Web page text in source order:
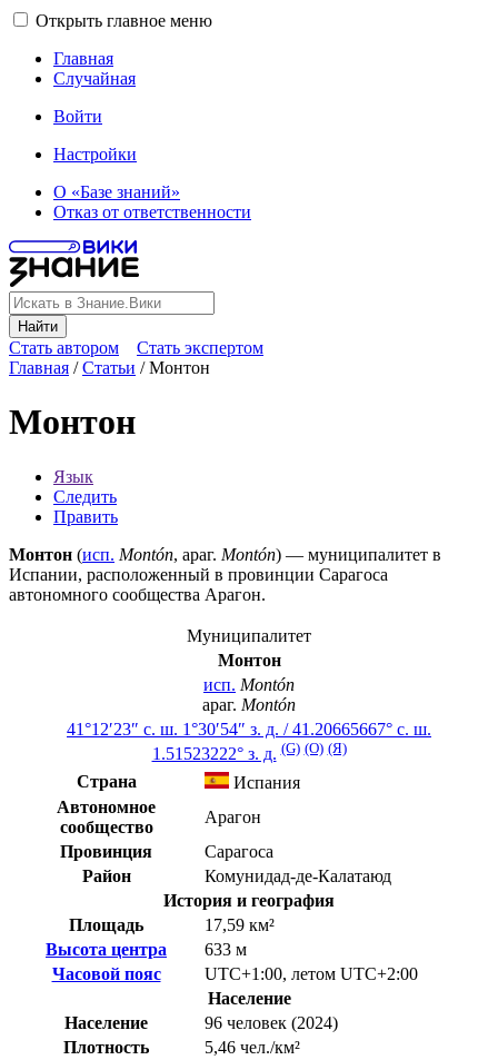
Открыть главное меню
Главная
Случайная
Войти
Настройки
О «Базе знаний»
Отказ от ответственности
Найти
Стать автором
Стать экспертом
Главная /Статьи /Монтон
Монтон
Язык
Следить
Править
Монтон (исп. Montón, араг. Montón) — муниципалитет в
Испании, расположенный в провинции Сарагоса
автономного сообщества Арагон.
Муниципалитет
Монтон
исп. Montón
араг. Montón
41°12′23″ с. ш. 1°30′54″ з. д. /41.20665667° с. ш.
1.51523222° з. д. (G) (O) (Я)
Страна
Испания
Автономное
сообщество
Арагон
Провинция
Сарагоса
Район
Комунидад-де-Калатаюд
История и география
Площадь
17,59 км²
Высота центра
633 м
Часовой пояс
UTC+1:00, летом UTC+2:00
Население
Население
96 человек (2024)
Плотность
5,46 чел./км²